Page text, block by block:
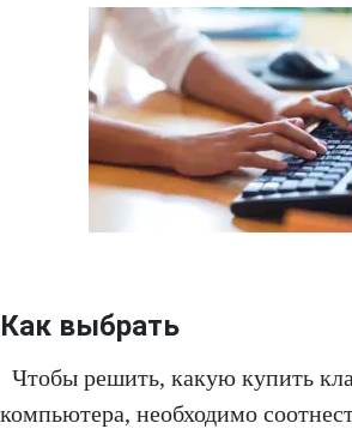
Как выбрать
Чтобы решить, какую купить
компьютера, необходимо